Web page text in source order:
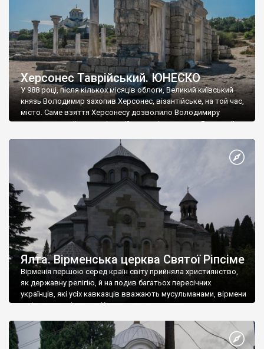
Херсонес Таврійський. ЮНЕСКО
У 988 році, після кількох місяців облоги, Великий київський
князь Володимир захопив Херсонес, візантійське, на той час,
місто. Саме взяття Херсонесу дозволило Володимиру
диктувати свої умови візантійському імператору Василю ІІ, та
Херсонесі Володимир-язичник, став Василем-християнином.
А потім було Хрещення Русі. На честь Херсонесу Таврійського
Ялта. Вірменська церква Святої Ріпсіме
Вірменія першою серед країн світу прийняла християнство,
як державну релігію, й на подив багатьох пересічних
українців, які усіх кавказців вважають мусульманами, вірмени
є відданими вірянами Христа